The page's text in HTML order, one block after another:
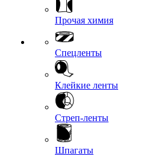
Прочая химия
Спецленты
Клейкие ленты
Стреп-ленты
Шпагаты